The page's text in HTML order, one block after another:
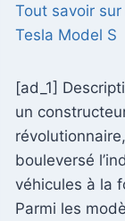
Tout savoir
Tesla Model S
[ad_1]
un
bouleversé
véhicules à la
Parmi les